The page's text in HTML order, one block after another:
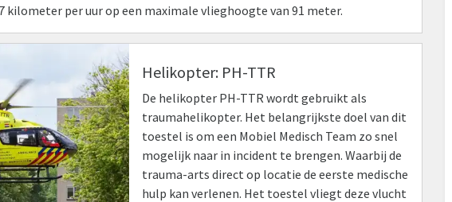
kilometer per uur op een maximale vlieghoogte van 91 meter.
Helikopter: PH-TTR
De helikopter PH-TTR wordt gebruikt als
traumahelikopter. Het belangrijkste doel van dit
toestel is om een Mobiel Medisch Team zo snel
mogelijk naar in incident te brengen. Waarbij de
trauma-arts direct op locatie de eerste medische
hulp kan verlenen. Het toestel vliegt deze vlucht